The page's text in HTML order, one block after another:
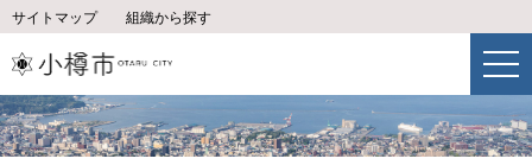
サイトマップ 組織から探す